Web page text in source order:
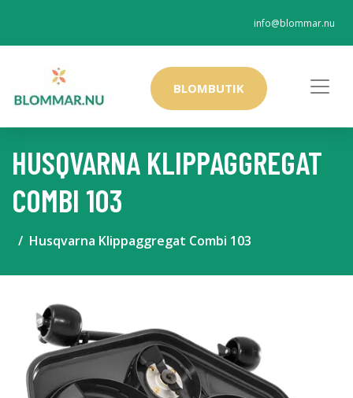
info@blommar.nu
BLOMBUTIK
HUSQVARNA KLIPPAGGREGAT
COMBI 103
Husqvarna Klippaggregat Combi 103